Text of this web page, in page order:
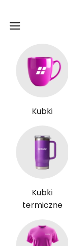
Kubki
Kubki
termiczne